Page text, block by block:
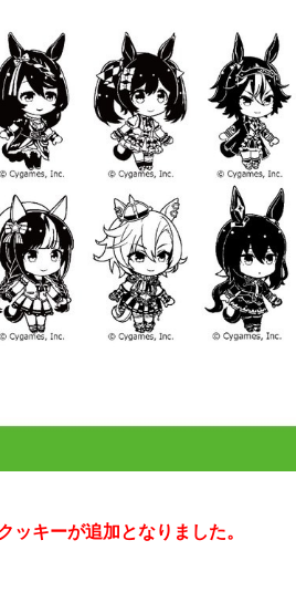
ッキーが追加となりました。